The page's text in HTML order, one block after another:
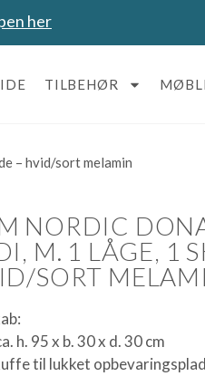
her
TILBEHØR
– hvid/sort melamin
NORDIC
M. 1 LÅGE, 1
SORT
h. 95 x b. 30 x d. 30 cm
til lukket